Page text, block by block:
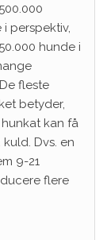
perspektiv,
hunde i
fleste
betyder,
kan få
Dvs. en
9-21
flere